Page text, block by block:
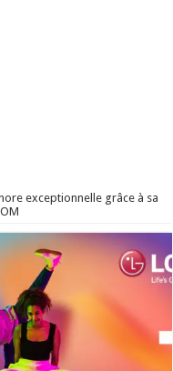
exceptionnelle grâce à sa